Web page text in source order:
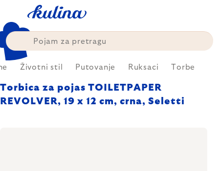
content
Životni stil Putovanje Ruksaci Torbe
Torbica za pojas TOILETPAPER
REVOLVER, 19 x 12 cm, crna, Seletti